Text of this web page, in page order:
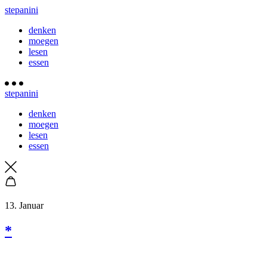
stepanini
denken
moegen
lesen
essen
stepanini
denken
moegen
lesen
essen
13. Januar
*